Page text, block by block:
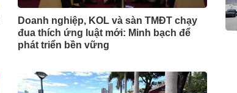
Doanh nghiệp, KOL và sàn TMĐT chạy
đua thích ứng luật mới: Minh bạch để
phát triển bền vững